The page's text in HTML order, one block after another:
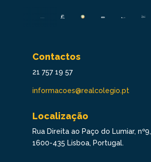
Contactos
21 757 19 57
informacoes@realcolegio.pt
Localização
Rua Direita ao Paço do Lumiar, nº9,
1600-435 Lisboa, Portugal.